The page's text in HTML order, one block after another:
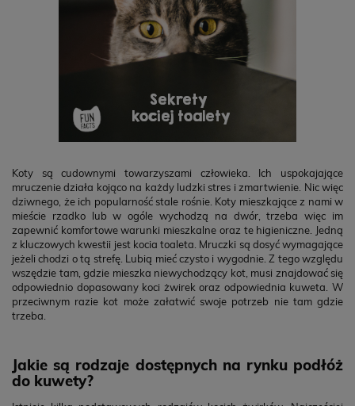
Koty są cudownymi towarzyszami człowieka. Ich uspokajające
mruczenie działa kojąco na każdy ludzki stres i zmartwienie. Nic więc
dziwnego, że ich popularność stale rośnie. Koty mieszkające z nami w
mieście rzadko lub w ogóle wychodzą na dwór, trzeba więc im
zapewnić komfortowe warunki mieszkalne oraz te higieniczne. Jedną
z kluczowych kwestii jest kocia toaleta. Mruczki są dosyć wymagające
jeżeli chodzi o tą strefę. Lubią mieć czysto i wygodnie. Z tego względu
wszędzie tam, gdzie mieszka niewychodzący kot, musi znajdować się
odpowiednio dopasowany koci żwirek oraz odpowiednia kuweta. W
przeciwnym razie kot może załatwić swoje potrzeb nie tam gdzie
trzeba.
Jakie są rodzaje dostępnych na rynku podłóż
do kuwety?